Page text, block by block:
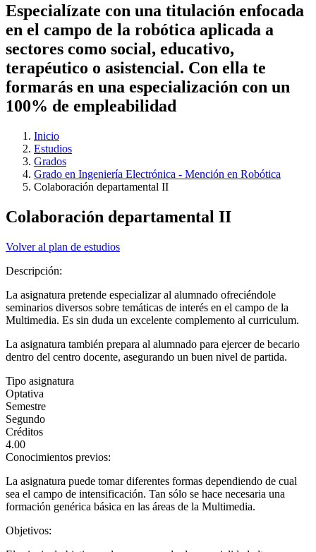
Especialízate con una titulación enfocada
en el campo de la robótica aplicada a
sectores como social, educativo,
terapéutico o asistencial. Con ella te
formarás en una especialización con un
100% de empleabilidad
Inicio
Estudios
Grados
Grado en Ingeniería Electrónica - Mención en Robótica
Colaboración departamental II
Colaboración departamental II
Volver al plan de estudios
Descripción:
La asignatura pretende especializar al alumnado ofreciéndole
seminarios diversos sobre temáticas de interés en el campo de la
Multimedia. Es sin duda un excelente complemento al curriculum.
La asignatura también prepara al alumnado para ejercer de becario
dentro del centro docente, asegurando un buen nivel de partida.
Tipo asignatura
Optativa
Semestre
Segundo
Créditos
4.00
Conocimientos previos:
La asignatura puede tomar diferentes formas dependiendo de cual
sea el campo de intensificación. Tan sólo se hace necesaria una
formación genérica básica en las áreas de la Multimedia.
Objetivos: